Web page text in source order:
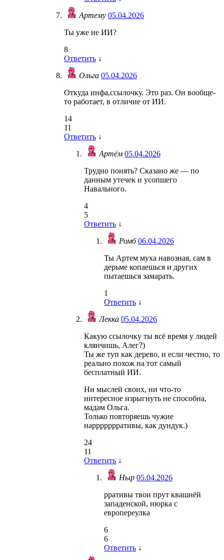
Артему 05.04.2026
Ты уже не ИИ?
8
Ответить ↓
Ольга 05.04.2026
Откуда инфа,ссылочку. Это раз. Он вообще-
то работает, в отличие от ИИ.
14
11
Ответить ↓
Артём 05.04.2026
Трудно понять? Сказано же — по
данным утечек и усопшего
Навального.
4
5
Ответить ↓
Ромб06.04.2026
Ты Артем муха навозная, сам в
дерьме копаешься и других
пытаешься замарать.
1
Ответить ↓
Лекка 05.04.2026
Какую ссылочку ты всё время у людей
клянчишь, Алег?)
Ты же туп как дерево, и если честно, то
реально похож на тот самый
бесплатный ИИ.
Ни мыслей своих, ни что-то
интересное изрыгнуть не способна,
мадам Ольга.
Только повторяешь чужие
наррррррративы, как дундук.)
24
11
Ответить ↓
Ныр 05.04.2026
рративы твои прут квашнёй
западенской, нюрка с
европереулка
6
6
Ответить ↓